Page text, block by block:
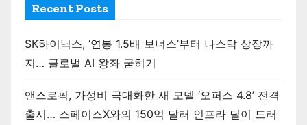
Recent Posts
SK하이닉스, ‘연봉 1.5배 보너스’부터 나스닥 상장까
지… 글로벌 AI 왕좌 굳히기
앤스로픽, 가성비 극대화한 새 모델 ‘오퍼스 4.8’ 전격
출시… 스페이스X와의 150억 달러 인프라 딜이 드러